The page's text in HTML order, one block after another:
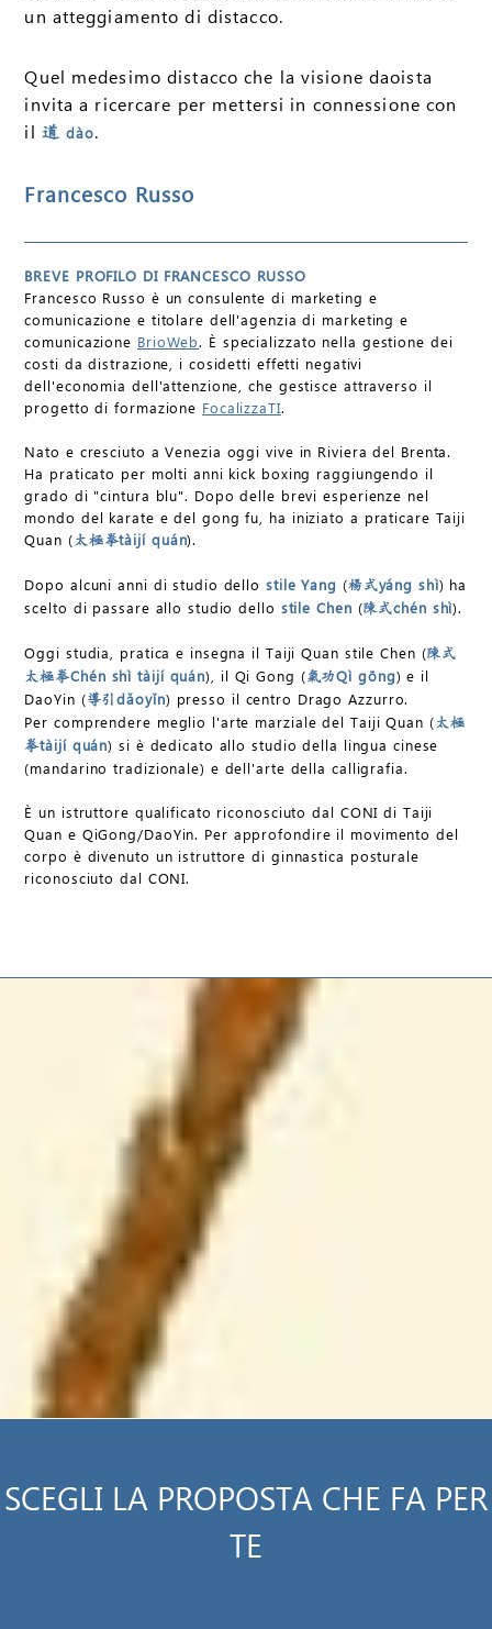
un atteggiamento di distacco.
Quel medesimo distacco che la visione daoista
invita a ricercare per mettersi in connessione con
il 道 dào.
Francesco Russo
BREVE PROFILO DI FRANCESCO RUSSO
Francesco Russo è un consulente di marketing e
comunicazione e titolare dell'agenzia di marketing e
comunicazione BrioWeb. È specializzato nella gestione dei
costi da distrazione, i cosidetti effetti negativi
dell'economia dell'attenzione, che gestisce attraverso il
progetto di formazione FocalizzaTI.
Nato e cresciuto a Venezia oggi vive in Riviera del Brenta.
Ha praticato per molti anni kick boxing raggiungendo il
grado di "cintura blu". Dopo delle brevi esperienze nel
mondo del karate e del gong fu, ha iniziato a praticare Taiji
Quan (太極拳tàijí quán).
Dopo alcuni anni di studio dello stile Yang (楊式yáng shì) ha
scelto di passare allo studio dello stile Chen (陳式chén shì).
Oggi studia, pratica e insegna il Taiji Quan stile Chen (陳式
太極拳Chén shì tàijí quán), il Qi Gong (氣功Qì gōng) e il
DaoYin (導引dǎoyǐn) presso il centro Drago Azzurro.
Per comprendere meglio l'arte marziale del Taiji Quan (太極
拳tàijí quán) si è dedicato allo studio della lingua cinese
(mandarino tradizionale) e dell'arte della calligrafia.
È un istruttore qualificato riconosciuto dal CONI di Taiji
Quan e QiGong/DaoYin. Per approfondire il movimento del
corpo è divenuto un istruttore di ginnastica posturale
riconosciuto dal CONI.
SCEGLI LA PROPOSTA CHE FA PER
TE